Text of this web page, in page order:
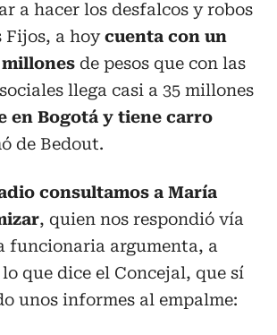
a hacer los desfalcos y robos
Fijos, a hoycuenta con un
millones de pesos que con las
llega casi a 35 millones
en Bogotá y tiene carro
de Bedout.
consultamos a María
, quien nos respondió vía
funcionaria argumenta, a
que dice el Concejal, que sí
unos informes al empalme: